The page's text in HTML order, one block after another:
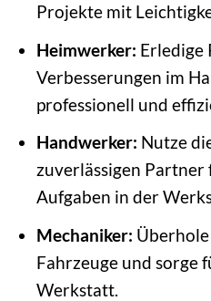
Projekte mit
Heimwerker: Erledige
Verbesserungen im
professionell und
Handwerker: Nutze
zuverlässigen
Aufgaben in der
Mechaniker:
Fahrzeuge und sorge
Werkstatt.